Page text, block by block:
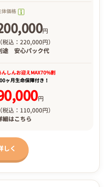
体価格
円
（税込：220,000円）
途 安心パック代
んしんお迎えMAX70%割
ヶ月生命保障付き！
円
（税込：110,000円）
細はこちら
しく